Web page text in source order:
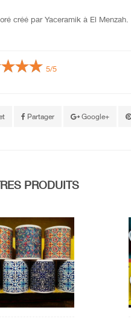
créé par Yaceramik à El Menzah.
5/5
Partager Google+
PRODUITS